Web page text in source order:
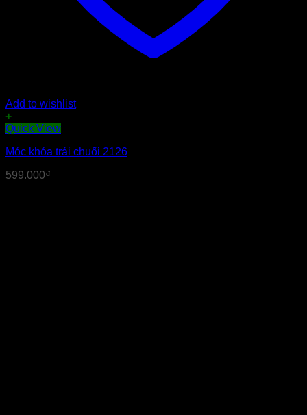
Add to wishlist
+
Quick View
Móc khóa trái chuối 2126
599.000₫